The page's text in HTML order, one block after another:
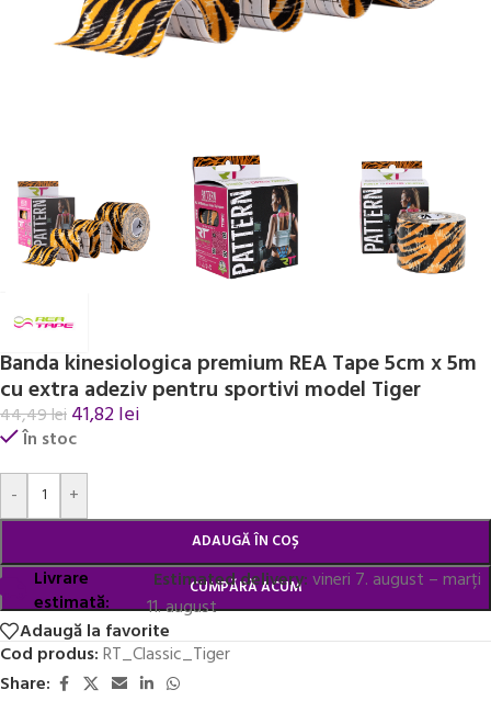
Banda kinesiologica premium REA Tape 5cm x 5m
cu extra adeziv pentru sportivi model Tiger
44,49lei41,82lei
În stoc
-
+
ADAUGĂ ÎN COȘ
CUMPĂRĂ ACUM
Alternative:
Livrare
estimată:
Estimated delivery:vineri 7. august – marți
11. august
Adaugă la favorite
Cod produs:RT_Classic_Tiger
Share: